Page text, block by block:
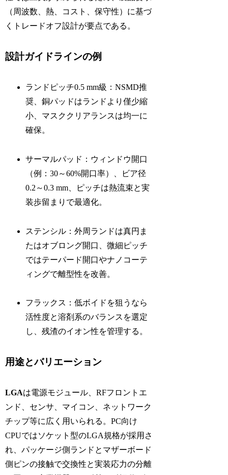
（周波数、熱、コスト、保守性）に基づ
くトレードオフ設計が要点である。
設計ガイドラインの例
ランドピッチ0.5 mm級：NSMD推
奨、銅パッドはランドより僅少縮
小、マスククリアランスは均一に
確保。
サーマルパッド：ウィンドウ開口
（例：30～60%開口率）、ビア径
0.2～0.3 mm、ピッチは熱流束と実
装歩留まりで最適化。
ステンシル：外周ランドは真円ま
たはオブロング開口、微細ピッチ
ではテーパード開口やナノコーテ
ィングで離型性を改善。
フラックス：低ボイドを狙うなら
活性度と溶剤系のバランスを選定
し、残渣のイオン性を管理する。
用途とバリエーション
LGAは電源モジュール、RFフロントエ
ンド、センサ、マイコン、ネットワーク
チップ等に広く用いられる。PC向け
CPUではソケット型のLGA規格が採用さ
れ、パッケージ側ランドとマザーボード
側ピンの接触で交換性と実装応力の分離